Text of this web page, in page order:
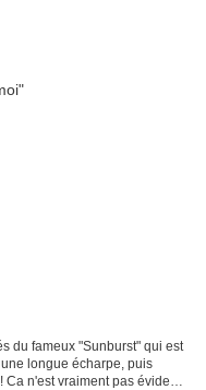
du fameux "Sunburst" qui est
longue écharpe, puis
n'est vraiment pas évident